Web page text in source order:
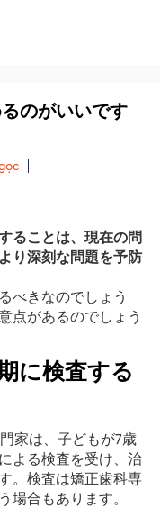
のがいいです
ることは、現在の問
り深刻な問題を予防
べきなのでしょう
点があるのでしょう
に検査する
家は、子どもが7歳
よる検査を受け、治
。検査は矯正歯科専
場合もあります。